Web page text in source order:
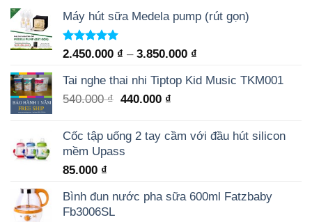
Máy hút sữa Medela pump (rút gọn)
Rated 5.00
2.450.000 ₫ – 3.850.000 ₫
Tai nghe thai nhi Tiptop Kid Music TKM001
540.000₫ 440.000 ₫
Cốc tập uống 2 tay cầm với đầu hút silicon
mềm Upass
85.000 ₫
Bình đun nước pha sữa 600ml Fatzbaby
Fb3006SL